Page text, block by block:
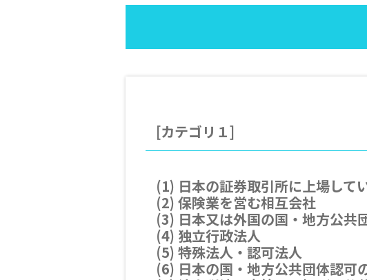
[カテゴリ１]
(1) 日本の証券取引所に上場して
(2) 保険業を営む相互会社
(3) 日本又は外国の国・地方公共
(4) 独立行政法人
(5) 特殊法人・認可法人
(6) 日本の国・地方公共団体認可